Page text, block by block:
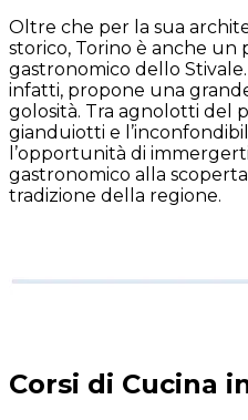
Oltre che per la sua
storico, Torino è anche
gastronomico dello Stivale.
infatti, propone una
golosità. Tra agnolotti del
gianduiotti e
l’opportunità di
gastronomico alla
tradizione della regione.
Corsi di Cucina